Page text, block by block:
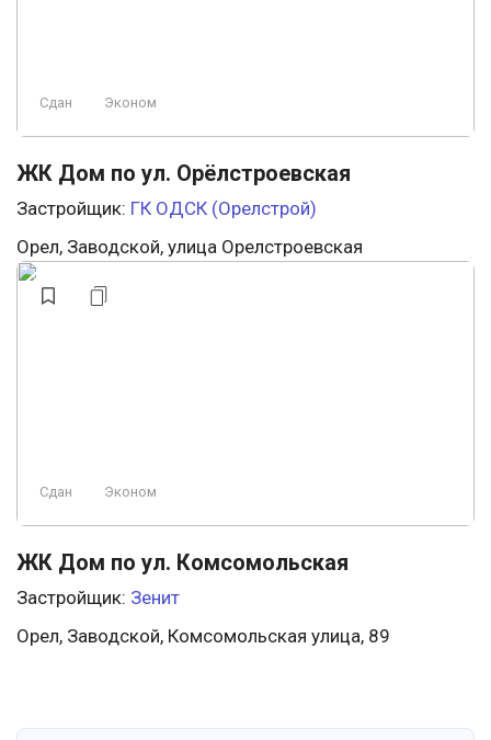
Сдан Эконом
ЖК Дом по ул. Орёлстроевская
Застройщик: ГК ОДСК (Орелстрой)
Орел, Заводской, улица Орелстроевская
Сдан Эконом
ЖК Дом по ул. Комсомольская
Застройщик: Зенит
Орел, Заводской, Комсомольская улица, 89